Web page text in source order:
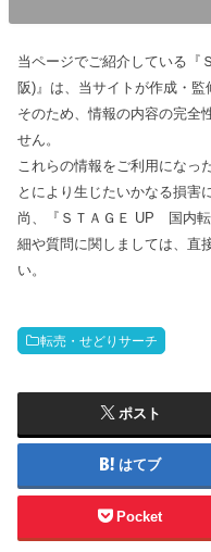
当ページでご紹介している
阪)』は、当サイトが作成・監
そのため、情報の内容の完全
せん。
これらの情報をご利用になっ
とにより生じたいかなる損害
尚、『ＳＴＡＧＥ UP 国内
細や質問に関しましては、直接
い。
転売・せどりサーチ
ポスト
はてブ
Pocket